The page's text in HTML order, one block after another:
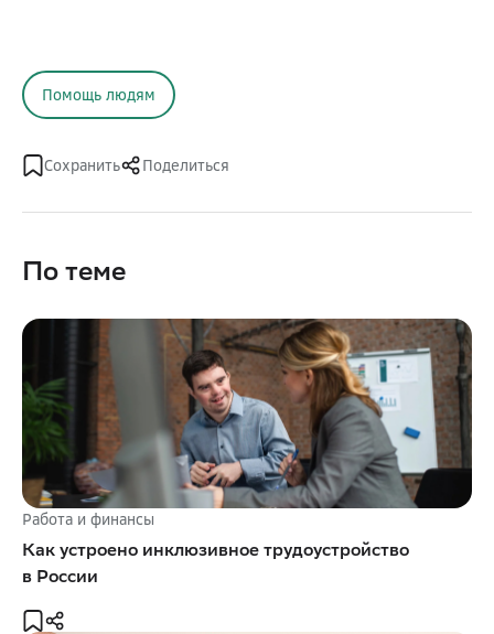
Помощь людям
Сохранить Поделиться
По теме
Работа и финансы
Как устроено инклюзивное трудоустройство
в России